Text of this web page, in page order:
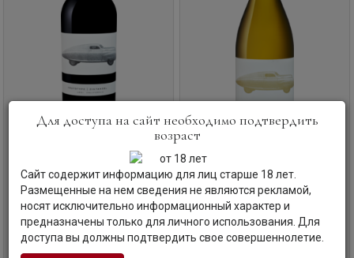
ВиноRaymond Vineyards,
Prototype, Zinfandel, 2022
Прототип, Зинфандель, 2022
США | Калифорния
Код товара: ЛГ-53329
Raymond Vineyards,
Prototype, Chardonnay, 2021
Прототип, Шардоне, 2021
США | Калифорния
Код товара: ЛГ-53330
Для доступа на сайт необходимо подтвердить
возраст
Сайт содержит информацию для лиц старше 18 лет.
Размещенные на нем сведения не являются рекламой,
носят исключительно информационный характер и
предназначены только для личного использования. Для
доступа вы должны подтвердить свое совершеннолетие.